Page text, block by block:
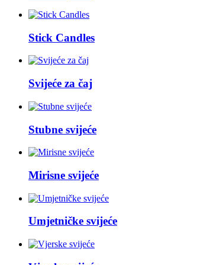
Stick Candles
Svijeće za čaj
Stubne svijeće
Mirisne svijeće
Umjetničke svijeće